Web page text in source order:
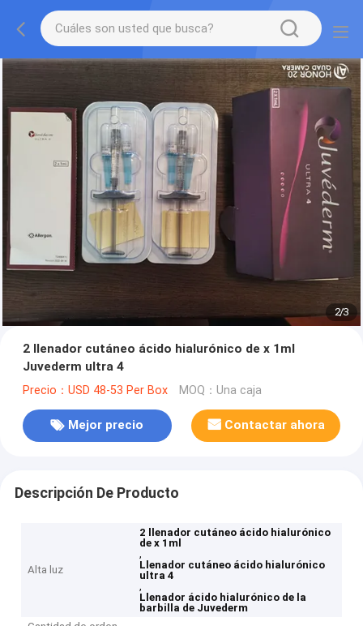
2/3
2 llenador cutáneo ácido hialurónico de x 1ml
Juvederm ultra 4
Precio：USD 48-53 Per Box MOQ：Una caja
Mejor precio Contactar ahora
Descripción De Producto
Alta luz
2 llenador cutáneo ácido hialurónico
de x 1ml
,
Llenador cutáneo ácido hialurónico
ultra 4
,
Llenador ácido hialurónico de la
barbilla de Juvederm